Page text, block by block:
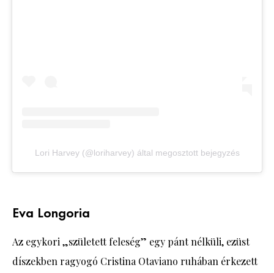
Lori Harvey (@loriharvey) által megosztott bejegyzés
Eva Longoria
Az egykori „született feleség” egy pánt nélküli, ezüst
díszekben ragyogó Cristina Otaviano ruhában érkezett